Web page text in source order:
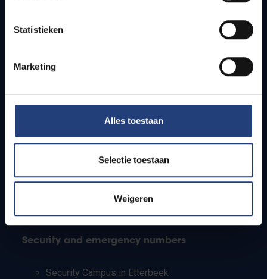
Statistieken
Marketing
Alles toestaan
Selectie toestaan
Weigeren
How to get to the VUB campuses
Students
PhD students
Teachers and secondary schools
Working students
Security and emergency numbers
Security Campus in Etterbeek